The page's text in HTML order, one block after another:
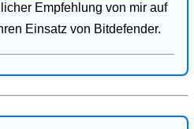
Empfehlung von mir auf
Einsatz von Bitdefender.